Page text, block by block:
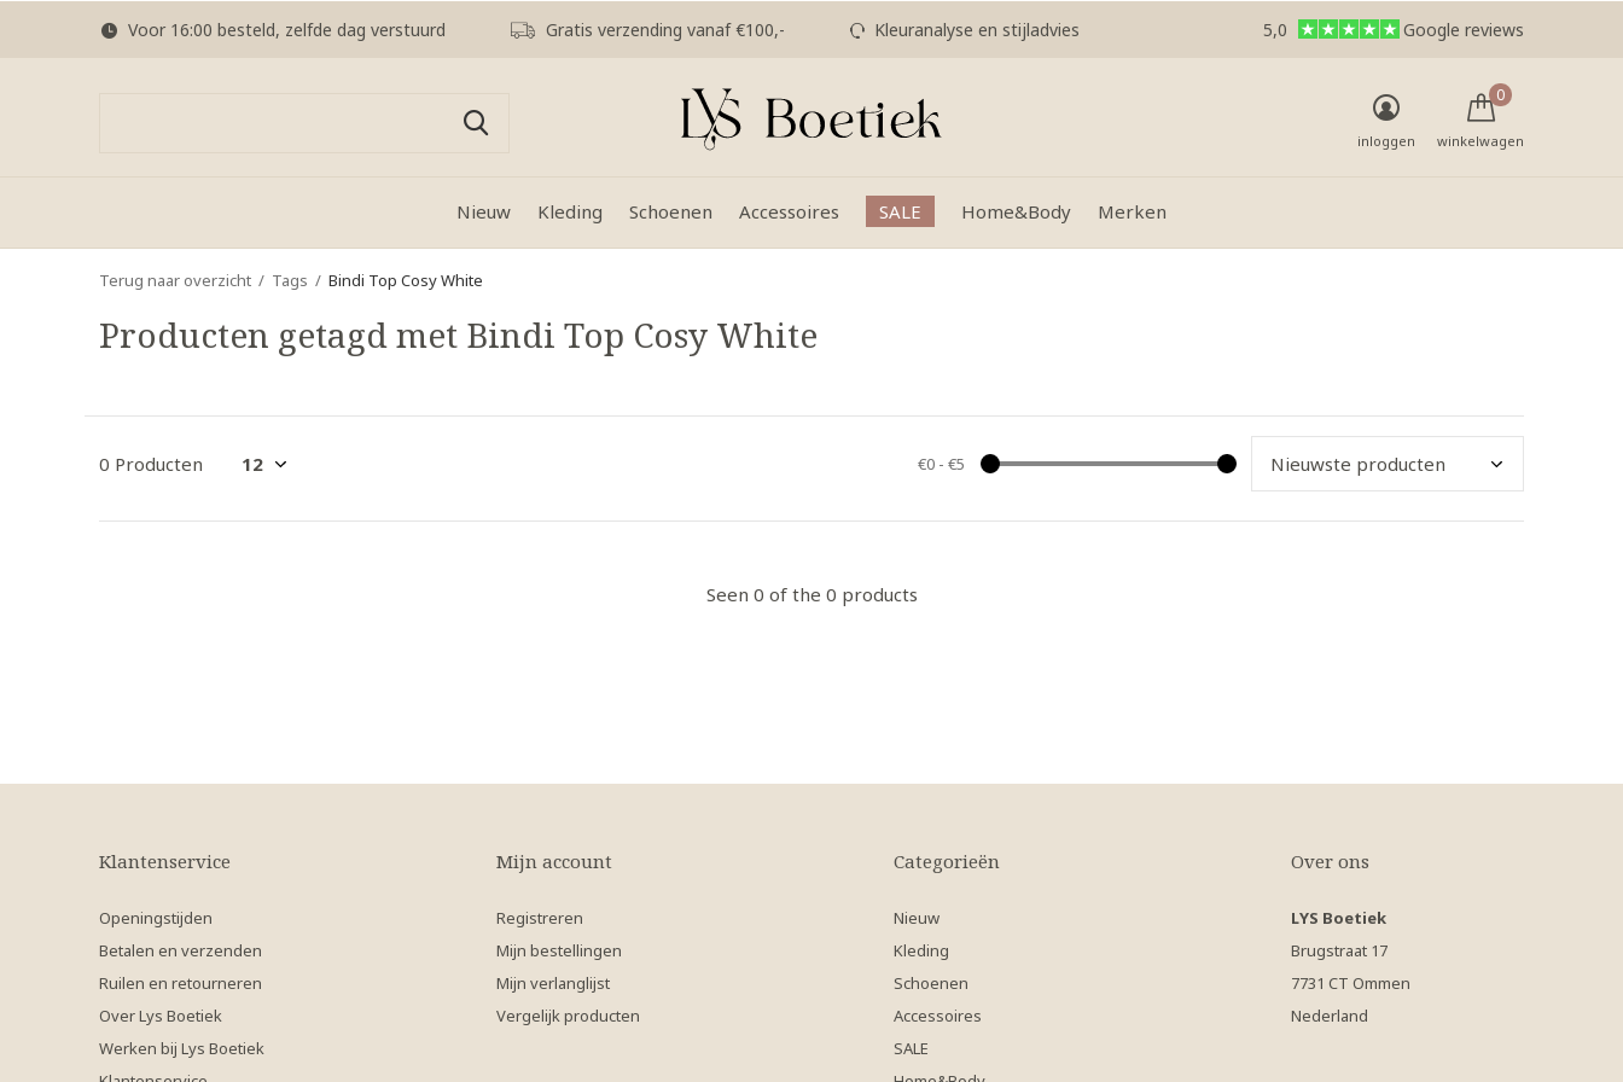
Nieuw Kleding Schoenen Accessoires SALE Home&Body Merken
inloggen winkelwagen
0
Voor 16:00 besteld, zelfde dag verstuurd Gratis verzending vanaf €100,- Kleuranalyse en stijladvies 5,0 Google reviews
Terug naar overzicht Tags Bindi Top Cosy White
Producten getagd met Bindi Top Cosy White
0 Producten €0- €5
Seen 0 of the 0 products
Klantenservice
Openingstijden
Betalen en verzenden
Ruilen en retourneren
Over Lys Boetiek
Werken bij Lys Boetiek
Mijn account
Registreren
Mijn bestellingen
Mijn verlanglijst
Vergelijk producten
Categorieën
Nieuw
Kleding
Schoenen
Accessoires
SALE
Over ons
LYS Boetiek
Brugstraat 17
7731 CT Ommen
Nederland